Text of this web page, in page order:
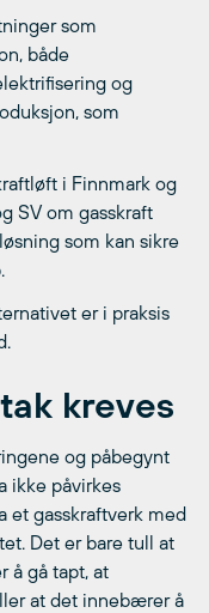
som
både
og
som
i Finnmark og
SV om gasskraft
som kan sikre
er i praksis
kreves
og påbegynt
ikke påvirkes
et gasskraftverk med
Det er bare tull at
å gå tapt, at
at det innebærer å